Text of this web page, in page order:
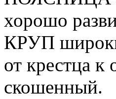
хорошо
КРУП
от крестца
скошенный.